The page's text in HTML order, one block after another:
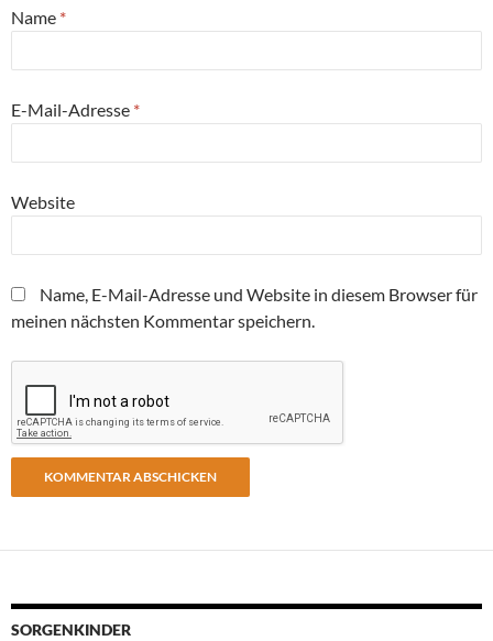
Name *
E-Mail-Adresse *
Website
Name, E-Mail-Adresse und Website in diesem Browser für
meinen nächsten Kommentar speichern.
SORGENKINDER